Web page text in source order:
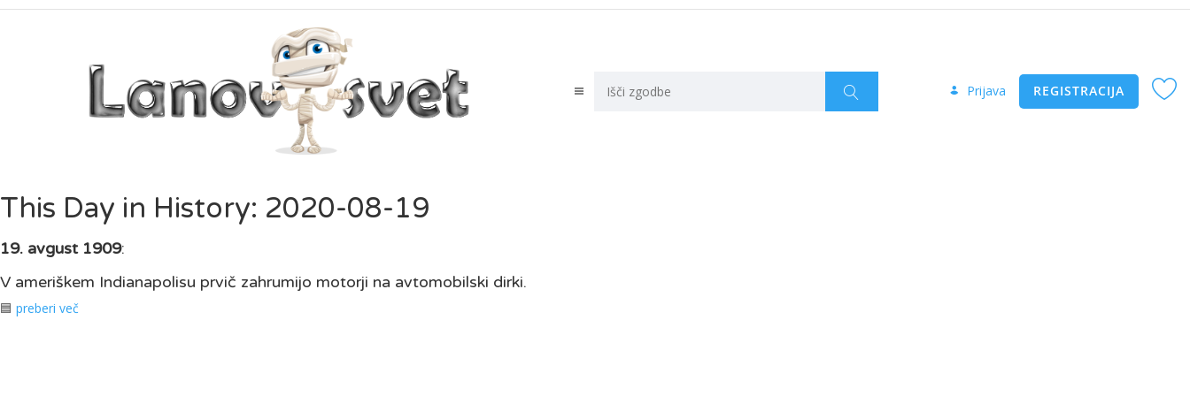
Prijava REGISTRACIJA
This Day in History: 2020-08-19
19. avgust 1909:
V ameriškem Indianapolisu prvič zahrumijo motorji na avtomobilski dirki.
🟦 preberi več